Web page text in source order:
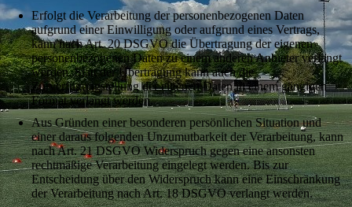
Erfolgt die Verarbeitung der personenbezogenen Daten
aufgrund einer Einwilligung oder aufgrund eines Vertrags,
kann nach Art. 20 DSGVO die Übertragung der eigenen
personenbezogenen Daten zu einem anderen Anbieter verlangt
werden. Statt der Übertragung kann auch die
Zurverfügungstellung der eigenen Daten in einem gängigen
Format verlangt werden.
Aus Gründen einer besonderen persönlichen Situation und
einer daraus folgenden Unzumutbarkeit der Verarbeitung, kann
nach Art. 21 DSGVO Widerspruch gegen eine ansonsten
rechtmäßige Verarbeitung eingelegt werden. Bis zur
Entscheidung über den Widerspruch kann eine Einschränkung
der Verarbeitung nach Art. 18 DSGVO verlangt werden.